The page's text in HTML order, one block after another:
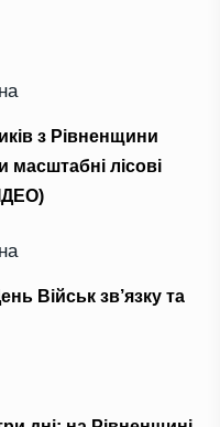
з Рівненщини
лісові
Військ зв’язку та